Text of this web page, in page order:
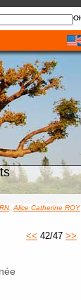
, Alice Catherine ROY
<< 42/47 >>